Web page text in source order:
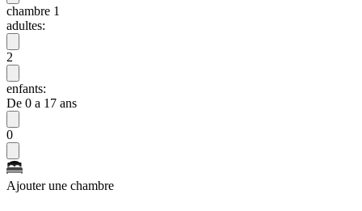
chambre 1
adultes:
2
enfants:
De 0 a 17 ans
0
Ajouter une chambre